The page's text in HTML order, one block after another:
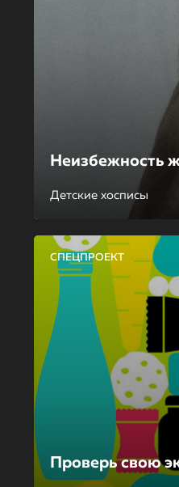
Неизбежность
Детские хосписы
СПЕЦПРОЕКТ
Проверь свою